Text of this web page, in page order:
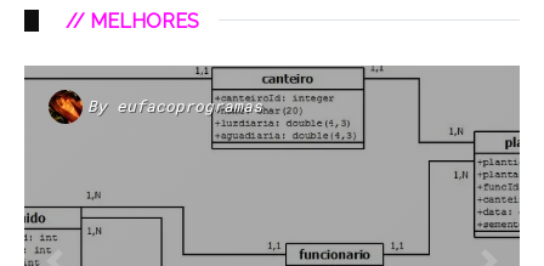
// MELHORES
By eufacoprogramas